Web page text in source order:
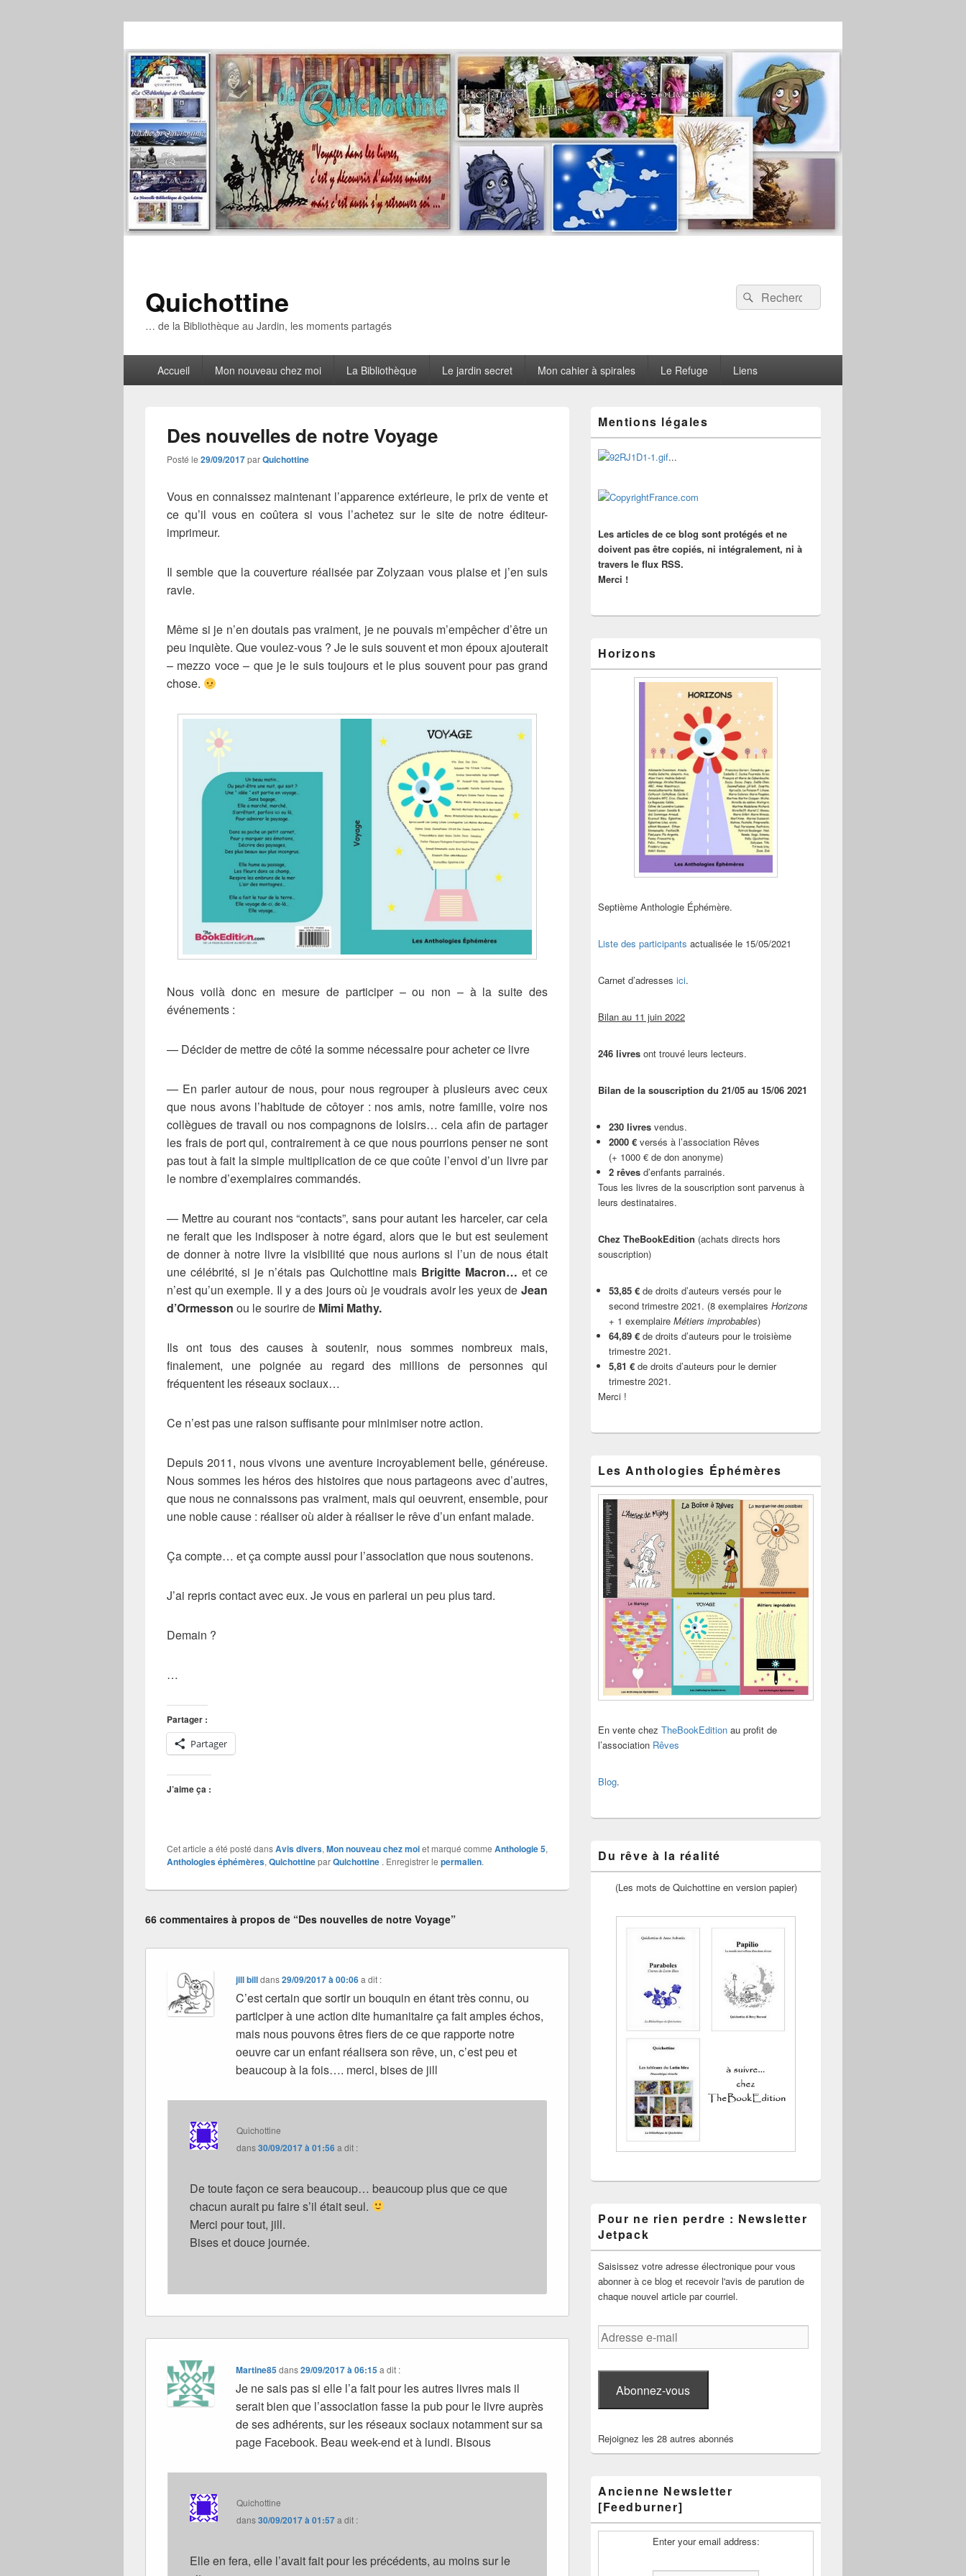
Quichottine
… de la Bibliothèque au Jardin, les moments partagés
Recherche :
Rechercher
principalAccueil Mon nouveau chez moi La Bibliothèque Le jardin secret Mon cahier à spirales Le Refuge Liens
Des nouvelles de notre Voyage
Posté le 29/09/2017parQuichottine
Vous en connaissez maintenant l’apparence extérieure, le prix de vente et
ce qu’il vous en coûtera si vous l’achetez sur le site de notre éditeur-
imprimeur.
Il semble que la couverture réalisée par Zolyzaan vous plaise et j’en suis
ravie.
Même si je n’en doutais pas vraiment, je ne pouvais m’empêcher d’être un
peu inquiète. Que voulez-vous ? Je le suis souvent et mon époux ajouterait
– mezzo voce – que je le suis toujours et le plus souvent pour pas grand
chose.
Nous voilà donc en mesure de participer – ou non – à la suite des
événements :
— Décider de mettre de côté la somme nécessaire pour acheter ce livre
— En parler autour de nous, pour nous regrouper à plusieurs avec ceux
que nous avons l’habitude de côtoyer : nos amis, notre famille, voire nos
collègues de travail ou nos compagnons de loisirs… cela afin de partager
les frais de port qui, contrairement à ce que nous pourrions penser ne sont
pas tout à fait la simple multiplication de ce que coûte l’envoi d’un livre par
le nombre d’exemplaires commandés.
— Mettre au courant nos “contacts”‚ sans pour autant les harceler, car cela
ne ferait que les indisposer à notre égard, alors que le but est seulement
de donner à notre livre la visibilité que nous aurions si l’un de nous était
une célébrité, si je n’étais pas Quichottine mais Brigitte Macron… et ce
n’est qu’un exemple. Il y a des jours où je voudrais avoir les yeux de Jean
d’Ormesson ou le sourire de Mimi Mathy.
Ils ont tous des causes à soutenir, nous sommes nombreux mais,
finalement, une poignée au regard des millions de personnes qui
fréquentent les réseaux sociaux…
Ce n’est pas une raison suffisante pour minimiser notre action.
Depuis 2011, nous vivons une aventure incroyablement belle, généreuse.
Nous sommes les héros des histoires que nous partageons avec d’autres,
que nous ne connaissons pas vraiment, mais qui oeuvrent, ensemble, pour
une noble cause : réaliser où aider à réaliser le rêve d’un enfant malade.
Ça compte… et ça compte aussi pour l’association que nous soutenons.
J’ai repris contact avec eux. Je vous en parlerai un peu plus tard.
Demain ?
…
Partager :
Partager
J’aime ça :
Cet article a été posté dansAvis divers, Mon nouveau chez moiet marqué comme Anthologie 5,
Anthologies éphémères, QuichottineparQuichottine . Enregistrer le permalien.
66 commentaires à propos de “Des nouvelles de notre Voyage”
jill billdans29/09/2017 à 00:06a dit :
C’est certain que sortir un bouquin en étant très connu, ou
participer à une action dite humanitaire ça fait amples échos,
mais nous pouvons êtres fiers de ce que rapporte notre
oeuvre car un enfant réalisera son rêve, un, c’est peu et
beaucoup à la fois…. merci, bises de jill
Quichottine
dans30/09/2017 à 01:56a dit :
De toute façon ce sera beaucoup… beaucoup plus que ce que
chacun aurait pu faire s’il était seul.
Merci pour tout, jill.
Bises et douce journée.
Martine85dans29/09/2017 à 06:15a dit :
Je ne sais pas si elle l’a fait pour les autres livres mais il
serait bien que l’association fasse la pub pour le livre auprès
de ses adhérents, sur les réseaux sociaux notamment sur sa
page Facebook. Beau week-end et à lundi. Bisous
Quichottine
dans30/09/2017 à 01:57a dit :
Elle en fera, elle l’avait fait pour les précédents, au moins sur le
principale
de
widget
pour
barre
latérale
Mentions légales
...
Les articles de ce blog sont protégés et ne
doivent pas être copiés, ni intégralement, ni à
travers le flux RSS.
Merci !
Horizons
Septième Anthologie Éphémère.
Liste des participants actualisée le 15/05/2021
Carnet d’adresses ici.
Bilan au 11 juin 2022
246 livres ont trouvé leurs lecteurs.
Bilan de la souscription du 21/05 au 15/06 2021
230 livres vendus.
2000 € versés à l’association Rêves
(+ 1000 € de don anonyme)
2 rêves d’enfants parrainés.
Tous les livres de la souscription sont parvenus à
leurs destinataires.
Chez TheBookEdition (achats directs hors
souscription)
53,85 € de droits d’auteurs versés pour le
second trimestre 2021. (8 exemplaires Horizons
+ 1 exemplaire Métiers improbables)
64,89 € de droits d’auteurs pour le troisième
trimestre 2021.
5,81 € de droits d’auteurs pour le dernier
trimestre 2021.
Merci !
Les Anthologies Éphémères
En vente chez TheBookEdition au profit de
l’association Rêves
Blog.
Du rêve à la réalité
(Les mots de Quichottine en version papier)
Pour ne rien perdre : Newsletter
Jetpack
Saisissez votre adresse électronique pour vous
abonner à ce blog et recevoir l'avis de parution de
chaque nouvel article par courriel.
Adresse
e-
Abonnez-vous
Rejoignez les 28 autres abonnés
Ancienne Newsletter
[Feedburner]
Enter your email address: